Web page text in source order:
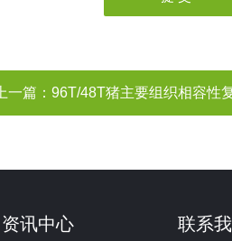
上一篇： 96T/48T猪主要组织相容性复合体Ⅲ类
资讯中心 联系